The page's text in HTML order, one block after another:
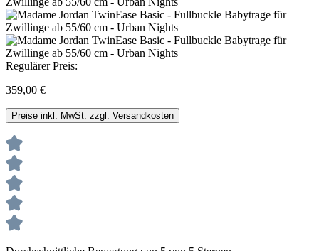
Regulärer Preis:
359,00 €
Preise inkl. MwSt. zzgl. Versandkosten